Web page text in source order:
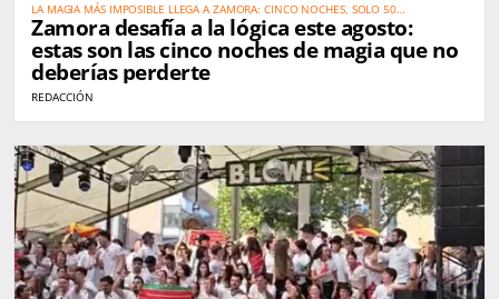
LA MAGIA MÁS IMPOSIBLE LLEGA A ZAMORA: CINCO NOCHES, SOLO 50
ESPECTADORES Y ARTISTAS DE TALLA MUNDIAL
Zamora desafía a la lógica este agosto:
estas son las cinco noches de magia que no
deberías perderte
REDACCIÓN